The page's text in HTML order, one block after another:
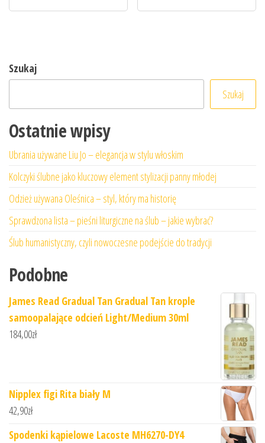
Szukaj
Szukaj
Ostatnie wpisy
Ubrania używane Liu Jo – elegancja w stylu włoskim
Kolczyki ślubne jako kluczowy element stylizacji panny młodej
Odzież używana Oleśnica – styl, który ma historię
Sprawdzona lista – pieśni liturgiczne na ślub – jakie wybrać?
Ślub humanistyczny, czyli nowoczesne podejście do tradycji
Podobne
James Read Gradual Tan Gradual Tan krople
samoopalające odcień Light/Medium 30ml
184,00zł
Nipplex figi Rita biały M
42,90zł
Spodenki kąpielowe Lacoste MH6270-DY4